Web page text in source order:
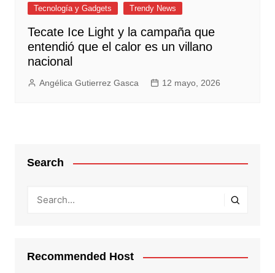
Tecnología y Gadgets
Trendy News
Tecate Ice Light y la campaña que
entendió que el calor es un villano
nacional
Angélica Gutierrez Gasca 12 mayo, 2026
Search
Recommended Host